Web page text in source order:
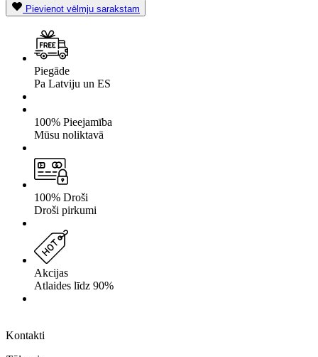
Pievienot vēlmju sarakstam
Piegāde
Pa Latviju un ES
100% Pieejamība
Mūsu noliktavā
100% Droši
Droši pirkumi
Akcijas
Atlaides līdz 90%
Kontakti